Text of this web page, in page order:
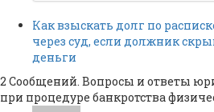
Как взыскать долг по
через суд, если должник
деньги
2 Сообщений. Вопросы и ответы
при процедуре банкротства